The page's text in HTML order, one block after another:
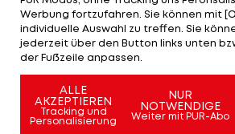
Werbung fortzufahren. Sie können mit
individuelle Auswahl zu treffen. Sie
jederzeit über den Button links unten
der Fußzeile anpassen.
ALLE
AKZEPTIEREN
Tracking und
Personalisierung
NUR
NOTWENDIGE
Weiter mit PUR-Abo